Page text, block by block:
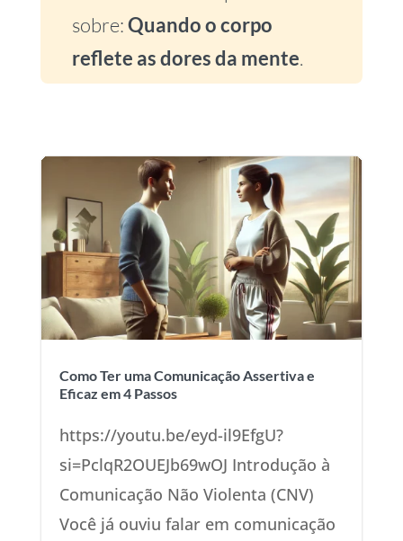
sobre:Quando o corpo
reflete as dores da mente.
Como Ter uma Comunicação Assertiva e
Eficaz em 4 Passos
https://youtu.be/eyd-il9EfgU?
si=PclqR2OUEJb69wOJ Introdução à
Comunicação Não Violenta (CNV)
Você já ouviu falar em comunicação